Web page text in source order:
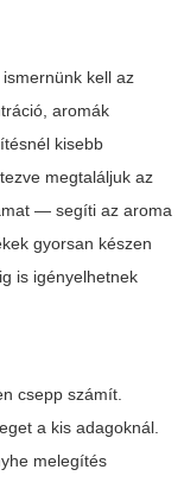
kell az
aromák
kisebb
megtaláljuk az
— segíti az aroma
gyorsan készen
is igényelhetnek
csepp számít.
a kis adagoknál.
melegítés